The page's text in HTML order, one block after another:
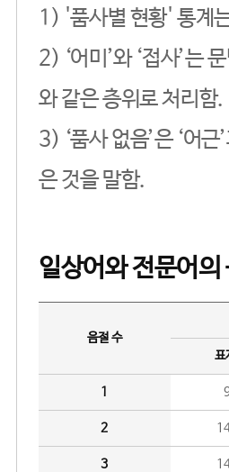
1) '품사별 현황' 통계
2) ‘어미’와 ‘접사’는
와 같은 층위로 처리함.
3) ‘품사 없음’은 ‘어
은 것을 말함.
일상어와 전문어의
음절 수
표
1
2
3